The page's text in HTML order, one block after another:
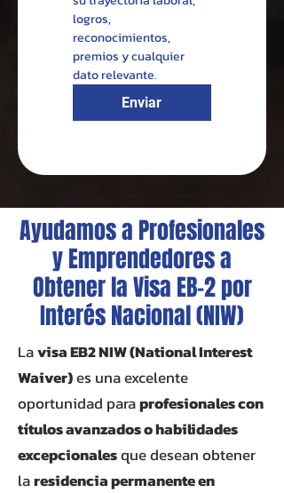
logros,
reconocimientos,
premios y cualquier
dato relevante.
Enviar
Ayudamos a Profesionales
y Emprendedores a
Obtener la Visa EB-2 por
Interés Nacional (NIW)
Lavisa EB2 NIW (National Interest
Waiver)es una excelente
oportunidad paraprofesionales con
títulos avanzados o habilidades
excepcionalesque desean obtener
laresidencia permanente en